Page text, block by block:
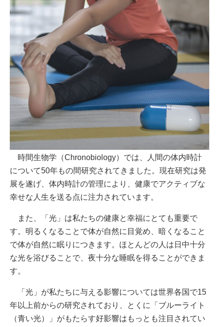
時間生物学（Chronobiology）では、人間の体内時計
について50年もの間研究されてきました。現在研究は発
展を遂げ、体内時計の管理により、健康でアクティブな
幸せな人生を送る点に注力されています。
また、「光」は私たちの健康と幸福にとても重要で
す。明るくなることで体が自然に目覚め、暗くなること
で体が自然に眠りにつきます。ほとんどの人は日中十分
な光を浴びることで、夜十分な睡眠を得ることができま
す。
「光」が私たちに与える影響については世界各国で15
年以上前からの研究されており、とくに「ブルーライト
（青い光）」がもたらす好影響はもっとも注目されてい